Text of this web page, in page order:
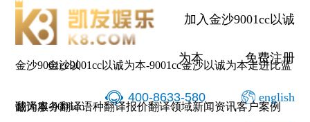
加入金沙9001cc以诚
为本 免费注册
400-8633-580 english
金沙9001cc以
诚为本-9001cc
金沙9001cc以诚为本-9001cc金沙以诚为本走进比蓝
翻译服务翻译语种翻译报价翻译领域新闻资讯客户案例